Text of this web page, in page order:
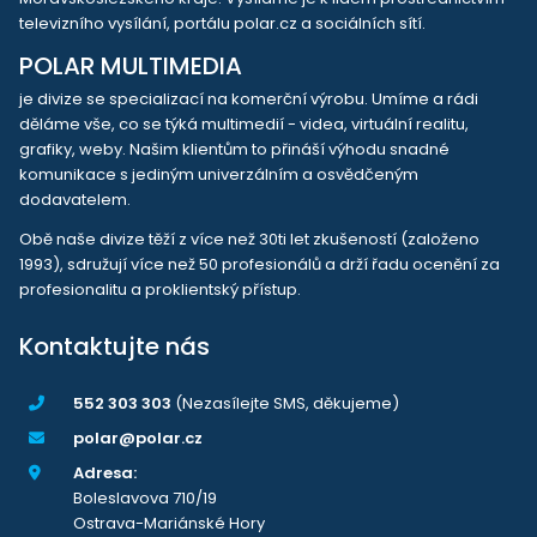
televizního vysílání, portálu polar.cz a sociálních sítí.
POLAR MULTIMEDIA
je divize se specializací na komerční výrobu. Umíme a rádi
děláme vše, co se týká multimedií - videa, virtuální realitu,
grafiky, weby. Našim klientům to přináší výhodu snadné
komunikace s jediným univerzálním a osvědčeným
dodavatelem.
Obě naše divize těží z více než 30ti let zkušeností (založeno
1993), sdružují více než 50 profesionálů a drží řadu ocenění za
profesionalitu a proklientský přístup.
Kontaktujte nás
552 303 303 (Nezasílejte SMS, děkujeme)
polar@polar.cz
Adresa:
Boleslavova 710/19
Ostrava-Mariánské Hory